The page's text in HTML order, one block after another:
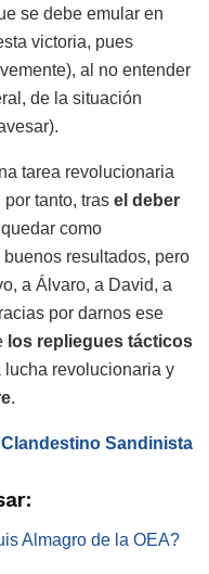
se debe emular en
victoria, pues
al no entender
de la situación
tarea revolucionaria
por tanto, tras el deber
como
resultados, pero
a Álvaro, a David, a
por darnos ese
los repliegues tácticos
lucha revolucionaria y
.
Clandestino Sandinista
Almagro de la OEA?